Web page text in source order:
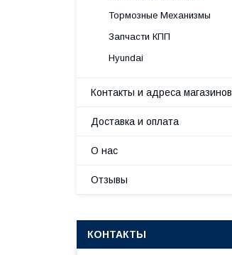
Тормозные Механизмы
Запчасти КПП
Hyundai
Контакты и адреса магазинов
Доставка и оплата
О нас
Отзывы
КОНТАКТЫ